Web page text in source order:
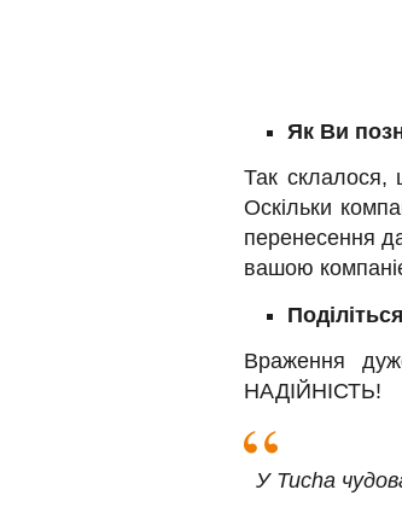
Як Ви
Так склалося,
Оскільки
перенесення
вашою
Враження
НАДІЙНІСТЬ!
У Tucha